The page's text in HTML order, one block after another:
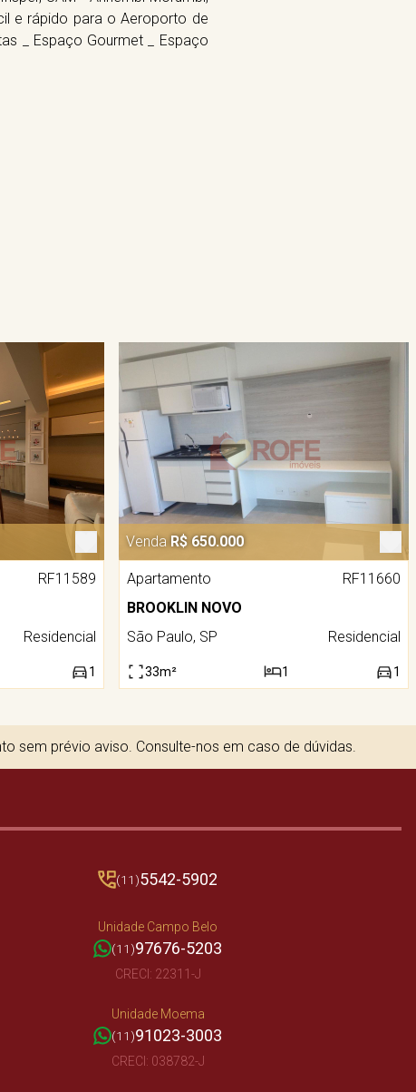
e rápido para o Aeroporto de
_ Espaço Gourmet _ Espaço
RF11589
Residencial
1
Venda R$ 650.000
Apartamento
RF11660
BROOKLIN NOVO
São Paulo, SP
Residencial
33m² 1 1
sem prévio aviso. Consulte-nos em caso de dúvidas.
(11)5542-5902
Unidade Campo Belo
(11)97676-5203
CRECI: 22311-J
Unidade Moema
(11)91023-3003
CRECI: 038782-J